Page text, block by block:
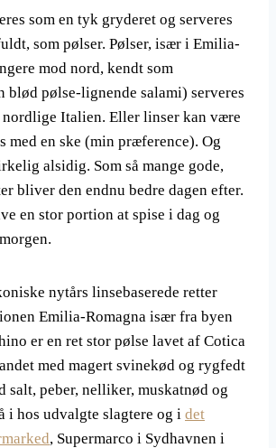
som en tyk gryderet og serveres
som pølser. Pølser, især i Emilia-
mod nord, kendt som
blød pølse-lignende salami) serveres
Italien. Eller linser kan være
med en ske (min præference). Og
alsidig. Som så mange gode,
bliver den endnu bedre dagen efter.
en stor portion at spise i dag og
nytårs linsebaserede retter
Emilia-Romagna især fra byen
er en ret stor pølse lavet af Cotica
med magert svinekød og rygfedt
salt, peber, nelliker, muskatnød og
i hos udvalgte slagtere og i det
, Supermarco i Sydhavnen i